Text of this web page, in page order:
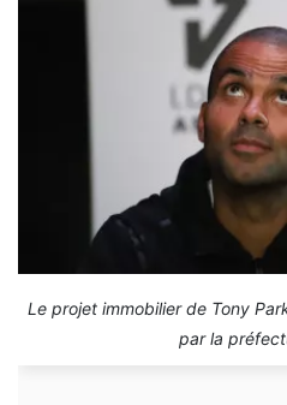
Le projet immobilier de Tony
par la